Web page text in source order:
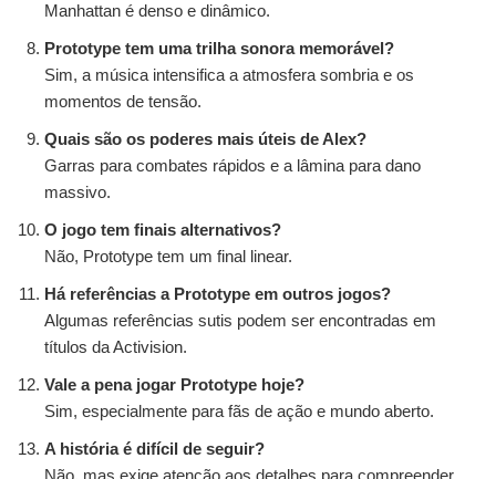
Manhattan é denso e dinâmico.
Prototype tem uma trilha sonora memorável?
Sim, a música intensifica a atmosfera sombria e os
momentos de tensão.
Quais são os poderes mais úteis de Alex?
Garras para combates rápidos e a lâmina para dano
massivo.
O jogo tem finais alternativos?
Não, Prototype tem um final linear.
Há referências a Prototype em outros jogos?
Algumas referências sutis podem ser encontradas em
títulos da Activision.
Vale a pena jogar Prototype hoje?
Sim, especialmente para fãs de ação e mundo aberto.
A história é difícil de seguir?